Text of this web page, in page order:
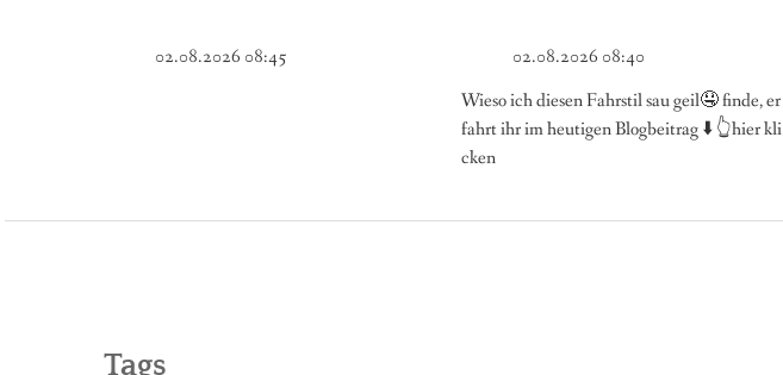
02.08.2026 08:45
02.08.2026 08:40
Wieso ich diesen Fahrstil sau geil🤤 finde, er
fahrt ihr im heutigen Blogbeitrag ⬇️ 👆hier kli
cken
Tags